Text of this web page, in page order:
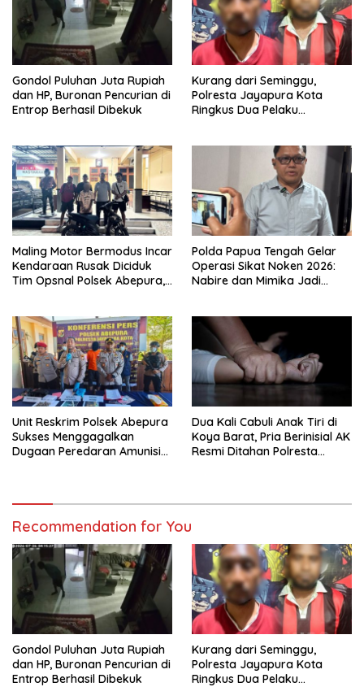
Gondol Puluhan Juta Rupiah
dan HP, Buronan Pencurian di
Entrop Berhasil Dibekuk
Kurang dari Seminggu,
Polresta Jayapura Kota
Ringkus Dua Pelaku
Maling Motor Bermodus Incar
Kendaraan Rusak Diciduk
Tim Opsnal Polsek Abepura,
Polda Papua Tengah Gelar
Operasi Sikat Noken 2026:
Nabire dan Mimika Jadi
Unit Reskrim Polsek Abepura
Sukses Menggagalkan
Dugaan Peredaran Amunisi
Dua Kali Cabuli Anak Tiri di
Koya Barat, Pria Berinisial AK
Resmi Ditahan Polresta
Recommendation for You
Gondol Puluhan Juta Rupiah
dan HP, Buronan Pencurian di
Entrop Berhasil Dibekuk
Kurang dari Seminggu,
Polresta Jayapura Kota
Ringkus Dua Pelaku